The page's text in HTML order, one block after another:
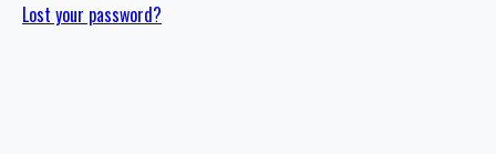
Lost your password?